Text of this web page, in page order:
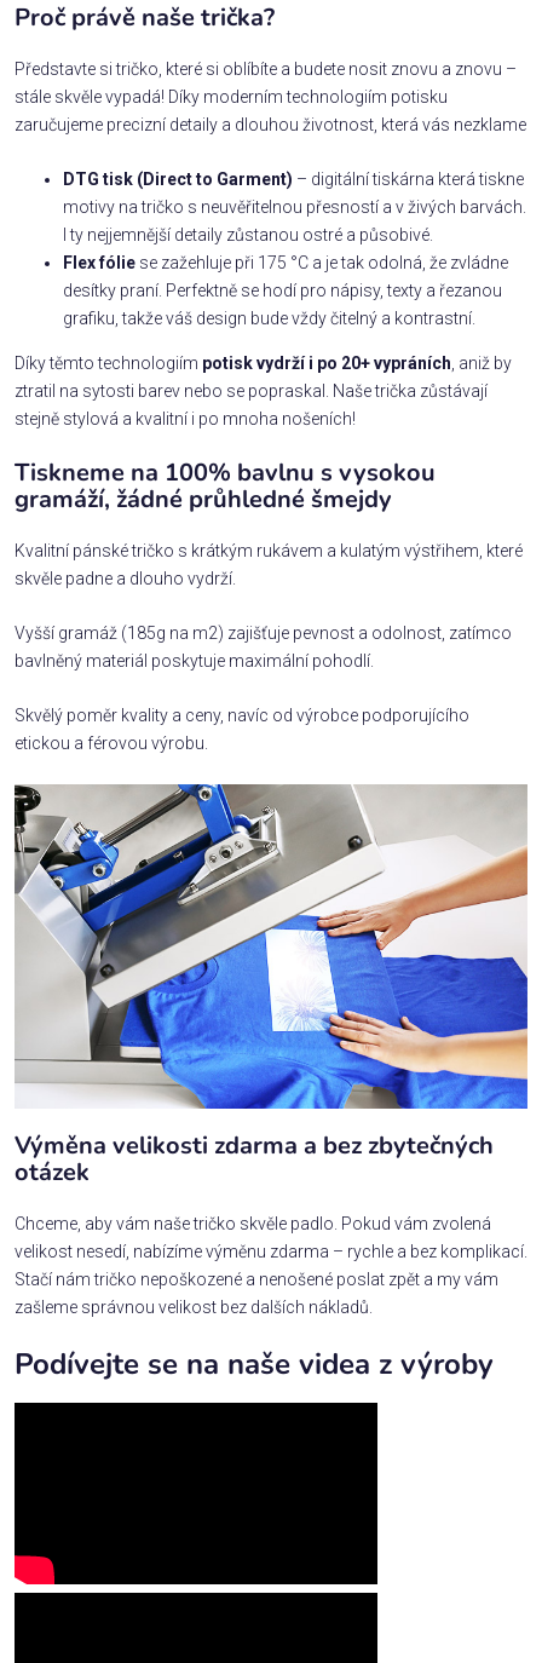
Proč právě naše trička?
Představte si tričko, které si oblíbíte a budete nosit znovu a znovu –
stále skvěle vypadá! Díky moderním technologiím potisku
zaručujeme precizní detaily a dlouhou životnost, která vás nezklame
DTG tisk (Direct to Garment) – digitální tiskárna která tiskne
motivy na tričko s neuvěřitelnou přesností a v živých barvách.
I ty nejjemnější detaily zůstanou ostré a působivé.
Flex fólie se zažehluje při 175 °C a je tak odolná, že zvládne
desítky praní. Perfektně se hodí pro nápisy, texty a řezanou
grafiku, takže váš design bude vždy čitelný a kontrastní.
Díky těmto technologiím potisk vydrží i po 20+ vypráních, aniž by
ztratil na sytosti barev nebo se popraskal. Naše trička zůstávají
stejně stylová a kvalitní i po mnoha nošeních!
Tiskneme na 100% bavlnu s vysokou
gramáží, žádné průhledné šmejdy
Kvalitní pánské tričko s krátkým rukávem a kulatým výstřihem, které
skvěle padne a dlouho vydrží.
Vyšší gramáž (185g na m2) zajišťuje pevnost a odolnost, zatímco
bavlněný materiál poskytuje maximální pohodlí.
Skvělý poměr kvality a ceny, navíc od výrobce podporujícího
etickou a férovou výrobu.
Výměna velikosti zdarma a bez zbytečných
otázek
Chceme, aby vám naše tričko skvěle padlo. Pokud vám zvolená
velikost nesedí, nabízíme výměnu zdarma – rychle a bez komplikací.
Stačí nám tričko nepoškozené a nenošené poslat zpět a my vám
zašleme správnou velikost bez dalších nákladů.
Podívejte se na naše videa z výroby